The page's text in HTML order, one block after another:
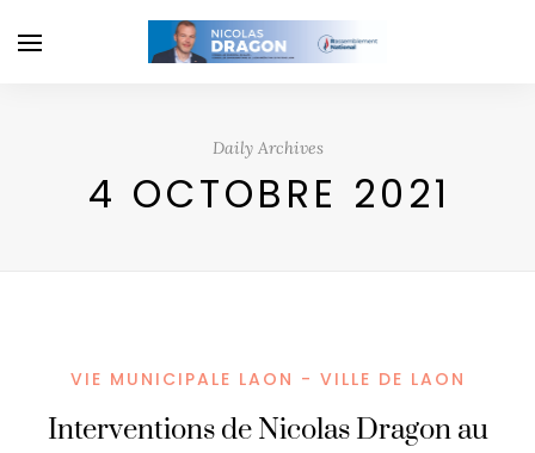
Daily Archives
4 OCTOBRE 2021
VIE MUNICIPALE LAON - VILLE DE LAON
Interventions de Nicolas Dragon au